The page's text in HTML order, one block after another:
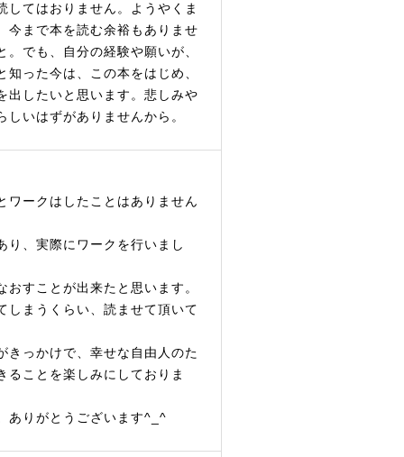
してはおりません。ようやくま
今まで本を読む余裕もありませ
でも、自分の経験や願いが、
った今は、この本をはじめ、
出したいと思います。悲しみや
いはずがありませんから。
ワークはしたことはありません
り、実際にワークを行いまし
すことが出来たと思います。
しまうくらい、読ませて頂いて
きっかけで、幸せな自由人のた
ることを楽しみにしておりま
ありがとうございます^_^